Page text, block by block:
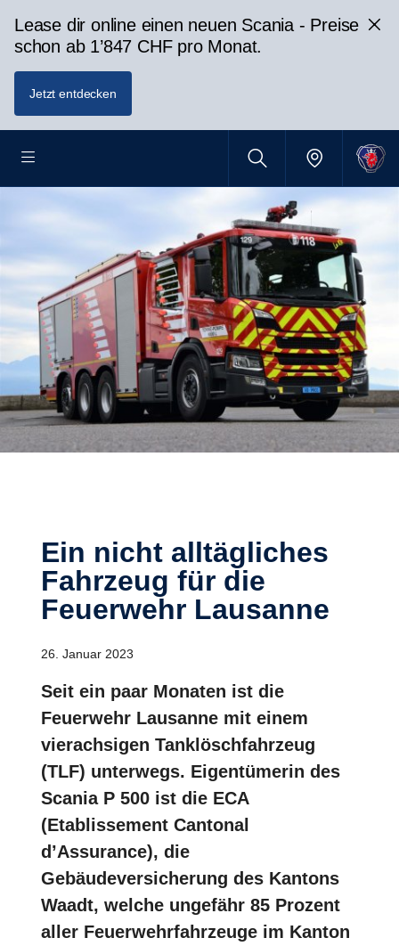
Lease dir online einen neuen Scania - Preise
schon ab 1’847 CHF pro Monat.
Jetzt entdecken
Ein nicht alltägliches
Fahrzeug für die
Feuerwehr Lausanne
26. Januar 2023
Seit ein paar Monaten ist die
Feuerwehr Lausanne mit einem
vierachsigen Tanklöschfahrzeug
(TLF) unterwegs. Eigentümerin des
Scania P 500 ist die ECA
(Etablissement Cantonal
d’Assurance), die
Gebäudeversicherung des Kantons
Waadt, welche ungefähr 85 Prozent
aller Feuerwehrfahrzeuge im Kanton